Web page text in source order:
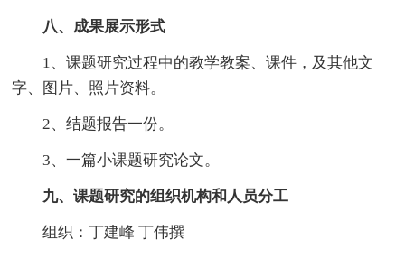
八、成果展示形式
1、课题研究过程中的教学教案、课件，及其他文
字、图片、照片资料。
2、结题报告一份。
3、一篇小课题研究论文。
九、课题研究的组织机构和人员分工
组织：丁建峰 丁伟撰